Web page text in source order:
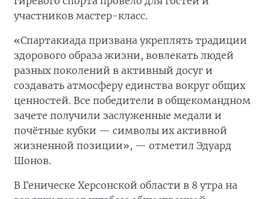
участников мастер-класс.
«Спартакиада призвана укреплять традиции
здорового образа жизни, вовлекать людей
разных поколений в активный досуг и
создавать атмосферу единства вокруг общих
ценностей. Все победители в общекомандном
зачете получили заслуженные медали и
почётные кубки — символы их активной
жизненной позиции», — отметил Эдуард
Шонов.
В Геническе Херсонской области в 8 утра на